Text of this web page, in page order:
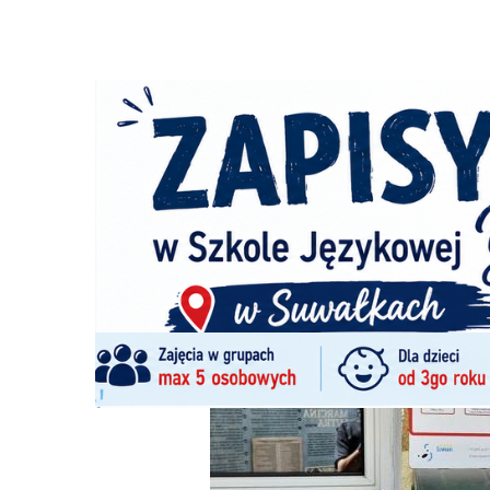
Ścieżka
nawigacyjna
Strona główna
ZDROWIE I URODA 18/05/2026 0 Komentarzy
Niesprawny defibrylator AED przy